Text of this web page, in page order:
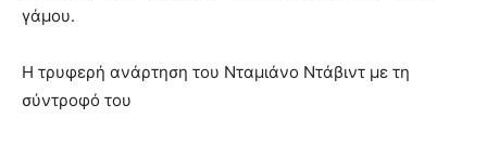
γάμου.
Η τρυφερή ανάρτηση του Νταμιάνο Ντάβιντ με τη
σύντροφό του